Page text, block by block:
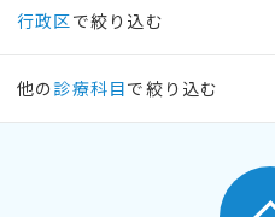
行政区で絞り込む
他の 診療科目で絞り込む